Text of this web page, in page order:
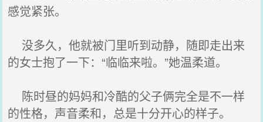
感觉紧张。
没多久，他就被门里听到动静，随即走出来
的女士抱了一下：“临临来啦。”她温柔道。
陈时昼的妈妈和冷酷的父子俩完全是不一样
的性格，声音柔和，总是十分开心的样子。